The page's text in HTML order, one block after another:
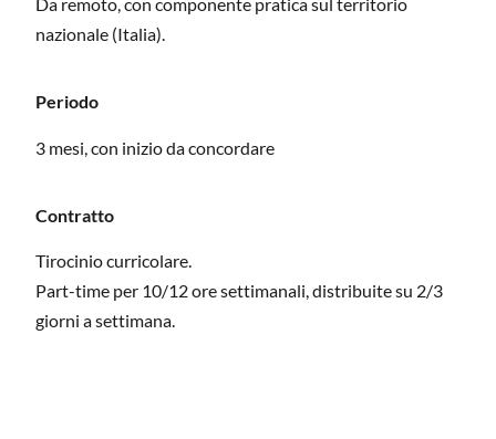
nazionale (Italia).
Periodo
3 mesi, con inizio da concordare
Contratto
Tirocinio curricolare.
Part-time per 10/12 ore settimanali, distribuite su 2/3
giorni a settimana.